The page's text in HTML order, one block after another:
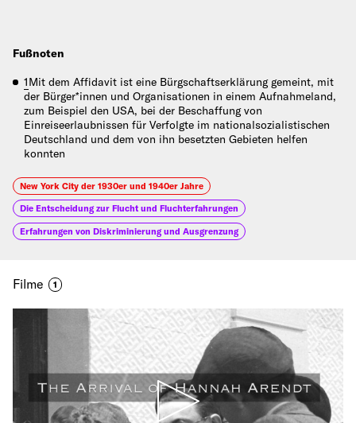
Fußnoten
1Mit dem Affidavit ist eine Bürgschaftserklärung gemeint, mit
der Bürger*innen und Organisationen in einem Aufnahmeland,
zum Beispiel den USA, bei der Beschaffung von
Einreiseerlaubnissen für Verfolgte im nationalsozialistischen
Deutschland und dem von ihn besetzten Gebieten helfen
konnten
New York City der 1930er und 1940er Jahre
Die Entscheidung zur Flucht und Fluchterfahrungen
Erfahrungen von Diskriminierung und Ausgrenzung
Filme 1